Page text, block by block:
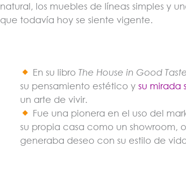
natural, los muebles de líneas simples y
que todavía hoy se siente vigente.
En su libroThe House in Good
su pensamiento estético ysu mirada
un arte de vivir.
Fue una pionera en el uso del
su propia casa como un showroom,
generaba deseo con su estilo de